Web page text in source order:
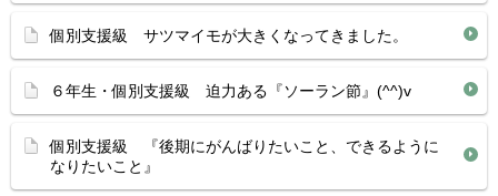
個別支援級 サツマイモが大きくなってきました。
６年生・個別支援級 迫力ある『ソーラン節』(^^)v
個別支援級 『後期にがんばりたいこと、できるように
なりたいこと』